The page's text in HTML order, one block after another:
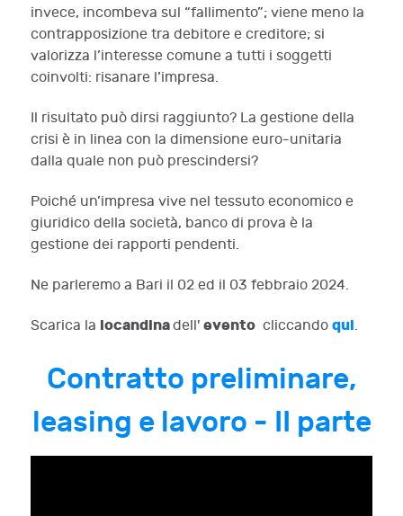
invece, incombeva sul “fallimento”; viene meno la
contrapposizione tra debitore e creditore; si
valorizza l’interesse comune a tutti i soggetti
coinvolti: risanare l’impresa.
Il risultato può dirsi raggiunto? La gestione della
crisi è in linea con la dimensione euro-unitaria
dalla quale non può prescindersi?
Poiché un’impresa vive nel tessuto economico e
giuridico della società, banco di prova è la
gestione dei rapporti pendenti.
Ne parleremo a Bari il 02 ed il 03 febbraio 2024.
Scarica la locandinadell' evento cliccando qui.
Contratto preliminare,
leasing e lavoro - II parte